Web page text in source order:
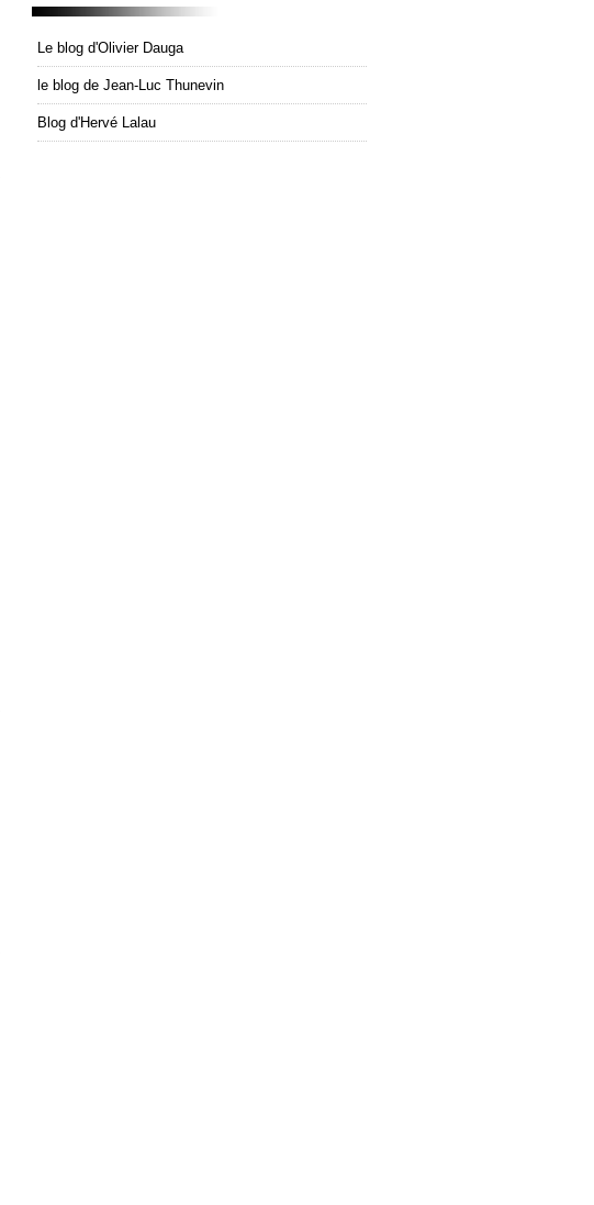
Le blog d'Olivier Dauga
le blog de Jean-Luc Thunevin
Blog d'Hervé Lalau